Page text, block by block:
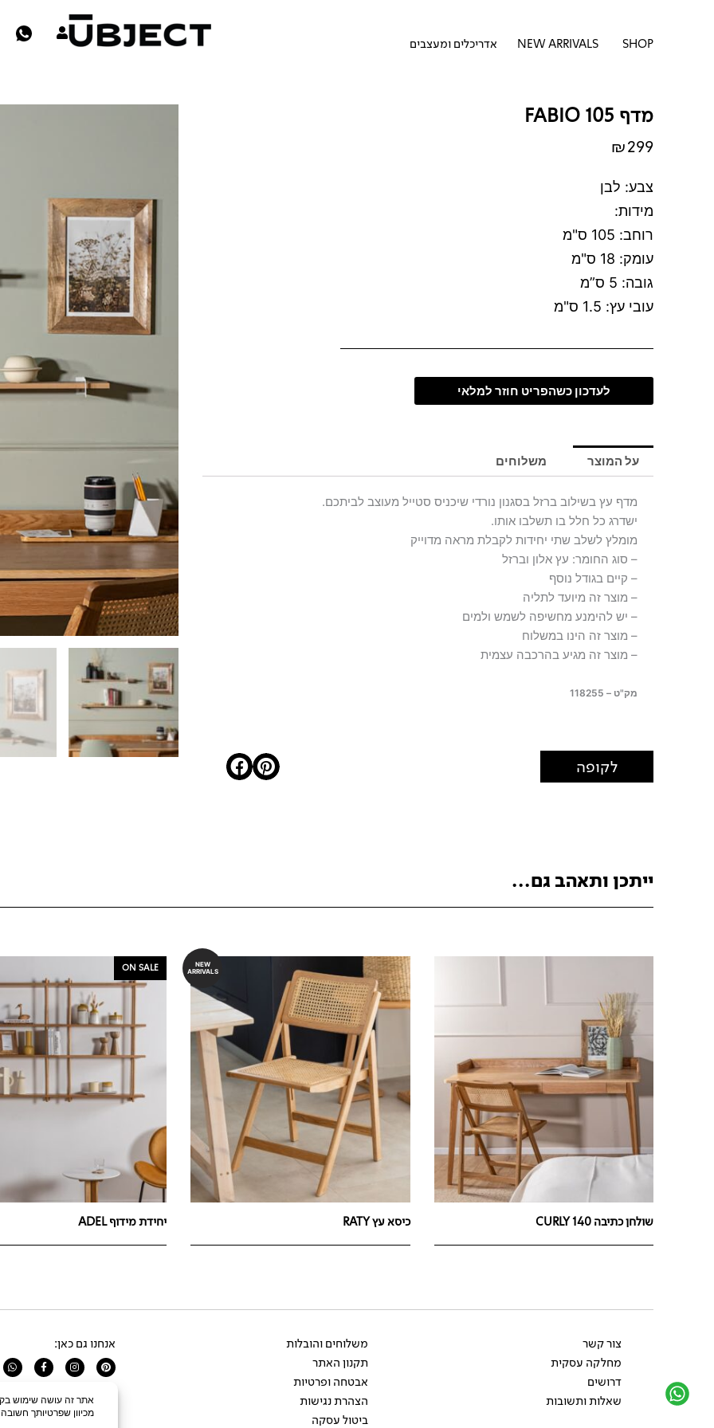
SHOP פתח SHOPNEW ARRIVALS אדריכלים ומעצבים
מדף FABIO 105
₪299
צבע: לבן
מידות:
רוחב: 105 ס"מ
עומק: 18 ס"מ
גובה: 5 ס”מ
עובי עץ: 1.5 ס"מ
לעדכון כשהפריט חוזר למלאי
על המוצר משלוחים
מדף עץ בשילוב ברזל בסגנון נורדי שיכניס סטייל מעוצב לביתכם.
ישדרג כל חלל בו תשלבו אותו.
מומלץ לשלב שתי יחידות לקבלת מראה מדוייק
– סוג החומר: עץ אלון וברזל
– קיים בגודל נוסף
– מוצר זה מיועד לתליה
– יש להימנע מחשיפה לשמש ולמים
– מוצר זה הינו במשלוח
– מוצר זה מגיע בהרכבה עצמית
מק"ט – 118255
לקופה
ייתכן ותאהב גם...
שולחן כתיבה 140 CURLY
NEW
ARRIVALS
כיסא עץ RATY
ON SALE
יחידת מידוף ADEL
צור קשר
מחלקה עסקית
דרושים
שאלות ותשובות
משלוחים והובלות
תקנון האתר
אבטחה ופרטיות
הצהרת נגישות
ביטול עסקה
אנחנו גם כאן:
Pinterest
Instagram
Facebook-
f